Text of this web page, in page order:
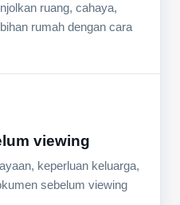
ruang, cahaya,
rumah dengan cara
viewing
keperluan keluarga,
sebelum viewing